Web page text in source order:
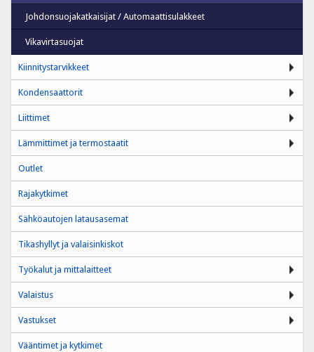
Johdonsuojakatkaisijat / Automaattisulakkeet
Vikavirtasuojat
Kiinnitystarvikkeet
Kondensaattorit
Liittimet
Lämmittimet ja termostaatit
Outlet
Rajakytkimet
Sähköautojen latausasemat
Tikashyllyt ja valaisinkiskot
Työkalut ja mittalaitteet
Valaistus
Vastukset
Vääntimet ja kytkimet